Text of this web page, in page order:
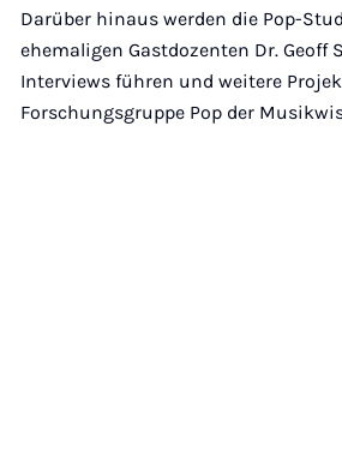
Darüber hinaus werden die Pop-
ehemaligen Gastdozenten Dr.
Interviews führen und weitere
Forschungsgruppe Pop der